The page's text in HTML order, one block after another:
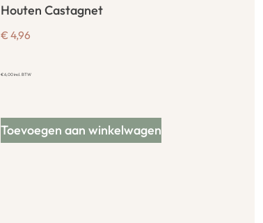
Houten Castagnet
€ 4,96
€6,00incl. BTW
Toevoegen aan winkelwagen